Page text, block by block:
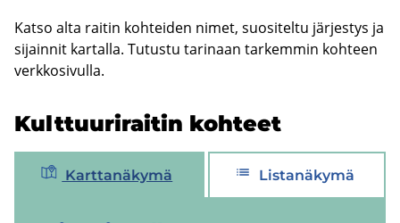
Katso alta rai­tin koh­tei­den nimet, suo­si­tel­tu jär­jes­tys ja
si­jain­nit kar­tal­la. Tu­tus­tu ta­ri­naan tar­kem­min koh­teen
verk­ko­si­vul­la.
Kult­tuu­ri­rai­tin koh­teet
Karttanäkymä Listanäkymä